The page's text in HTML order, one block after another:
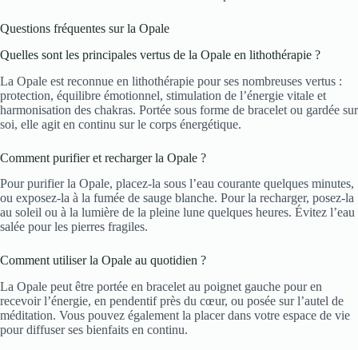
Questions fréquentes sur la Opale
Quelles sont les principales vertus de la Opale en lithothérapie ?
La Opale est reconnue en lithothérapie pour ses nombreuses vertus :
protection, équilibre émotionnel, stimulation de l’énergie vitale et
harmonisation des chakras. Portée sous forme de bracelet ou gardée sur
soi, elle agit en continu sur le corps énergétique.
Comment purifier et recharger la Opale ?
Pour purifier la Opale, placez-la sous l’eau courante quelques minutes,
ou exposez-la à la fumée de sauge blanche. Pour la recharger, posez-la
au soleil ou à la lumière de la pleine lune quelques heures. Évitez l’eau
salée pour les pierres fragiles.
Comment utiliser la Opale au quotidien ?
La Opale peut être portée en bracelet au poignet gauche pour en
recevoir l’énergie, en pendentif près du cœur, ou posée sur l’autel de
méditation. Vous pouvez également la placer dans votre espace de vie
pour diffuser ses bienfaits en continu.